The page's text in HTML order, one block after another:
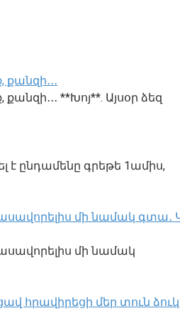
**Խոյ**. Այսօր ձեզ
է ընդամենը գրեթե 1ամիս,
մի նամակ գտա․
մի նամակ
մեր տուն ձուկ